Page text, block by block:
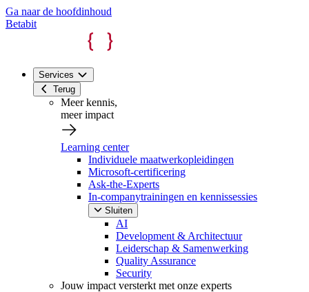
Ga naar de hoofdinhoud
Betabit
Services
Terug
Meer kennis,
meer impact
Learning center
Individuele maatwerkopleidingen
Microsoft-certificering
Ask-the-Experts
In-companytrainingen en kennissessies
Sluiten
AI
Development & Architectuur
Leiderschap & Samenwerking
Quality Assurance
Security
Jouw impact versterkt met onze experts